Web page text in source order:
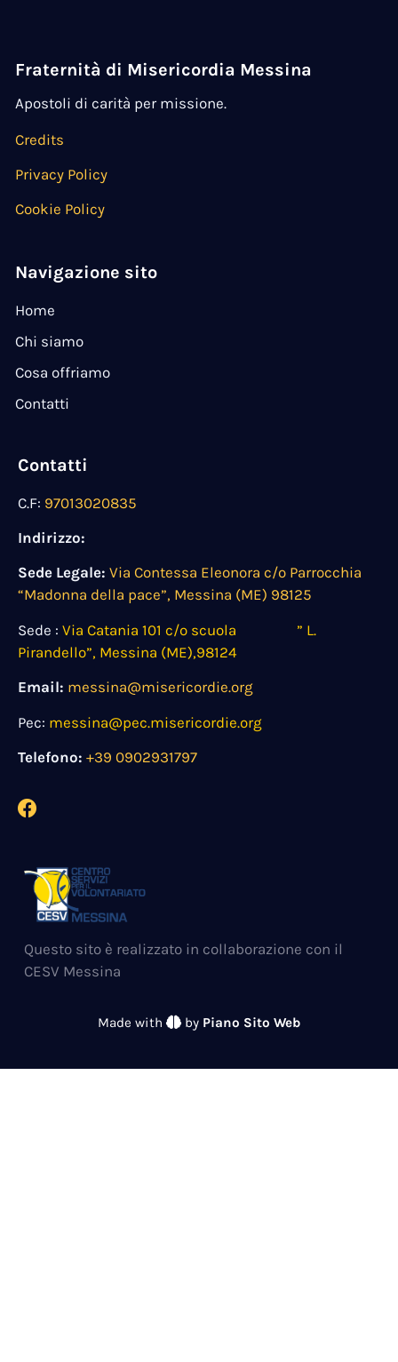
Fraternità di Misericordia Messina
Apostoli di carità per missione.
Credits
Privacy Policy
Cookie Policy
Navigazione sito
Home
Chi siamo
Cosa offriamo
Contatti
Contatti
C.F: 97013020835
Indirizzo:
Sede Legale: Via Contessa Eleonora c/o Parrocchia
“Madonna della pace”, Messina (ME) 98125
Sede : Via Catania 101 c/o scuola ” L.
Pirandello”, Messina (ME),98124
Email: messina@misericordie.org
Pec: messina@pec.misericordie.org
Telefono: +39 0902931797
Made with by Piano Sito Web
Questo sito è realizzato in collaborazione con il
CESV Messina